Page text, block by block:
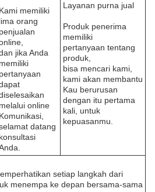
Kami memiliki
lima orang
penjualan
jika Anda
memiliki
pertanyaan
melalui online
Komunikasi,
datang
konsultasi
Layanan purna jual
Produk penerima
memiliki
pertanyaan tentang
produk,
bisa mencari kami,
kami akan membantu
Kau berurusan
dengan itu pertama
kali, untuk
kepuasanmu.
setiap langkah dari
menempa ke depan bersama-sama